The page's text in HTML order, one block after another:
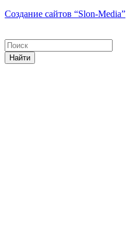
Создание сайтов “Slon-Media”
Найти